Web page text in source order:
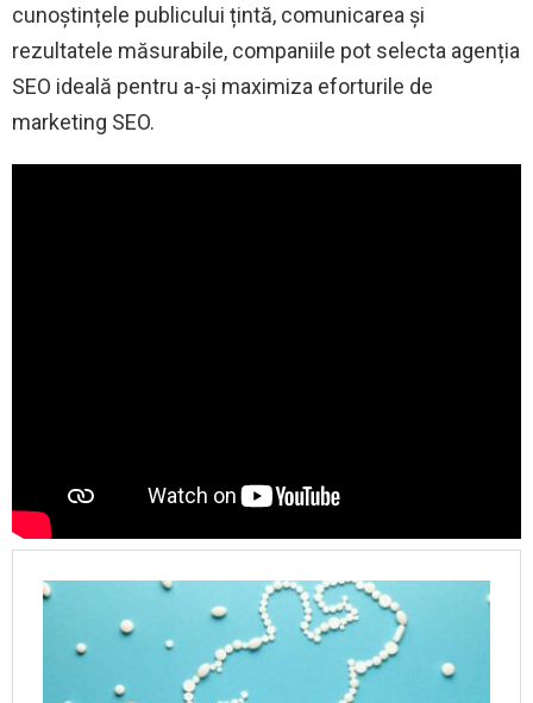
cunoștințele publicului țintă, comunicarea și
rezultatele măsurabile, companiile pot selecta agenția
SEO ideală pentru a-și maximiza eforturile de
marketing SEO.